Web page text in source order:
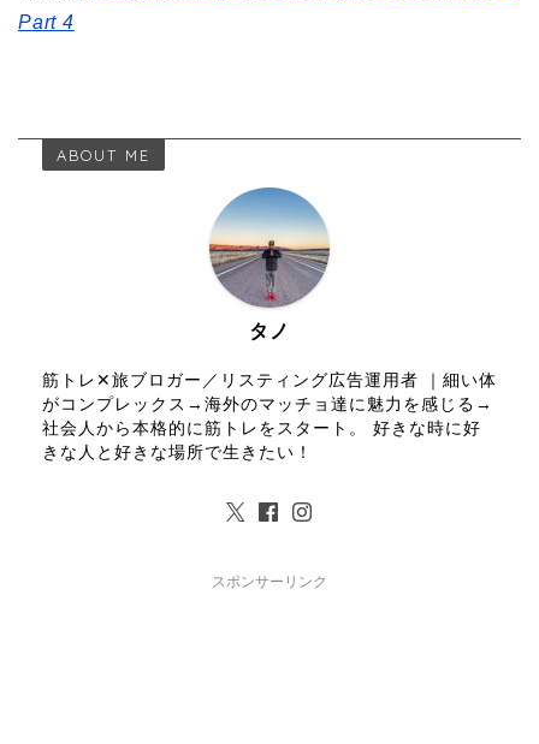
Part 4
ABOUT ME
タノ
筋トレ✕旅ブロガー／リスティング広告運用者 ｜細い体
がコンプレックス→海外のマッチョ達に魅力を感じる→
社会人から本格的に筋トレをスタート。 好きな時に好
きな人と好きな場所で生きたい！
スポンサーリンク